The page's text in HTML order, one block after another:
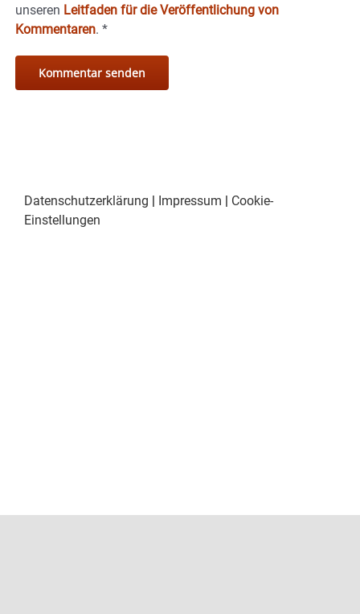
unseren Leitfaden für die Veröffentlichung von
Kommentaren. *
Datenschutzerklärung Impressum
Cookie-
Einstellungen